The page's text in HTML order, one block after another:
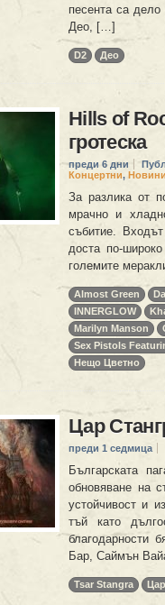
песента са
Део, […]
D2 Део
Hills of
гротеска
преди 6 дни
Концертни, Новини
За разлика от
мрачно и
събитие.
доста по-
големите
Almost Green
INNERGLOW
Marilyn Manson
Sex Pistols
Нещо Цветно
Цар
преди 1 седмица
Българската
обновяване на
устойчивост и
тъй като
благодарности
Бар, Саймън
Tsar Stangra